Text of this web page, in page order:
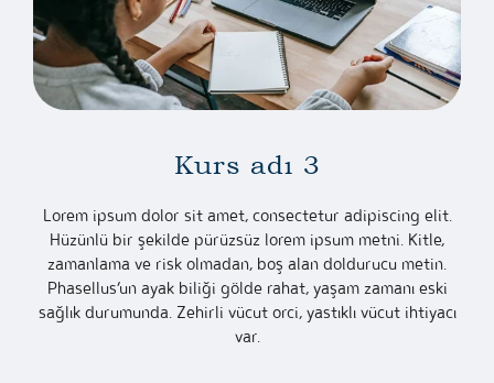
Kurs adı 3
Lorem ipsum dolor sit amet, consectetur adipiscing elit.
Hüzünlü bir şekilde pürüzsüz lorem ipsum metni. Kitle,
zamanlama ve risk olmadan, boş alan doldurucu metin.
Phasellus’un ayak biliği gölde rahat, yaşam zamanı eski
sağlık durumunda. Zehirli vücut orci, yastıklı vücut ihtiyacı
var.